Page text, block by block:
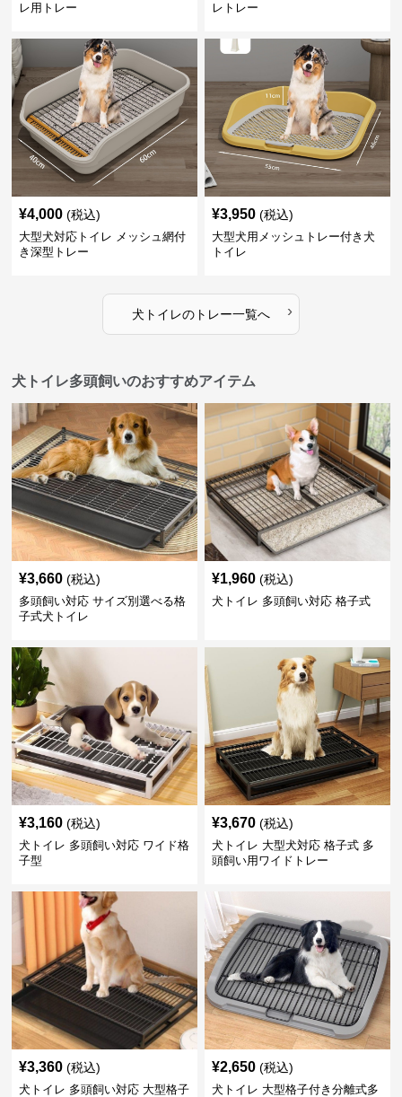
レ用トレー
レトレー
¥4,000 (税込)
大型犬対応トイレ メッシュ網付
き深型トレー
¥3,950 (税込)
大型犬用メッシュトレー付き犬
トイレ
犬トイレのトレー一覧へ ›
犬トイレ多頭飼いのおすすめアイテム
¥3,660 (税込)
多頭飼い対応 サイズ別選べる格
子式犬トイレ
¥1,960 (税込)
犬トイレ 多頭飼い対応 格子式
¥3,160 (税込)
犬トイレ 多頭飼い対応 ワイド格
子型
¥3,670 (税込)
犬トイレ 大型犬対応 格子式 多
頭飼い用ワイドトレー
¥3,360 (税込)
犬トイレ 多頭飼い対応 大型格子
¥2,650 (税込)
犬トイレ 大型格子付き分離式多